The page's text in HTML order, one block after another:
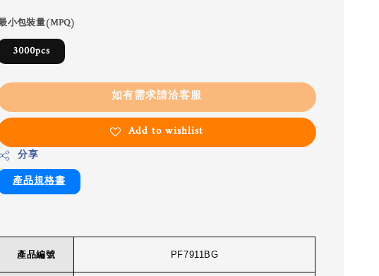
小包裝量(MPQ)
3000pcs
如有需求請洽客服
Add to wishlist
分享
產品規格書
產品編號 PF7911BG